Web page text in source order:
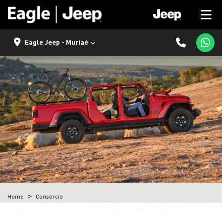
Eagle Jeep - Muriaé
Home Consórcio